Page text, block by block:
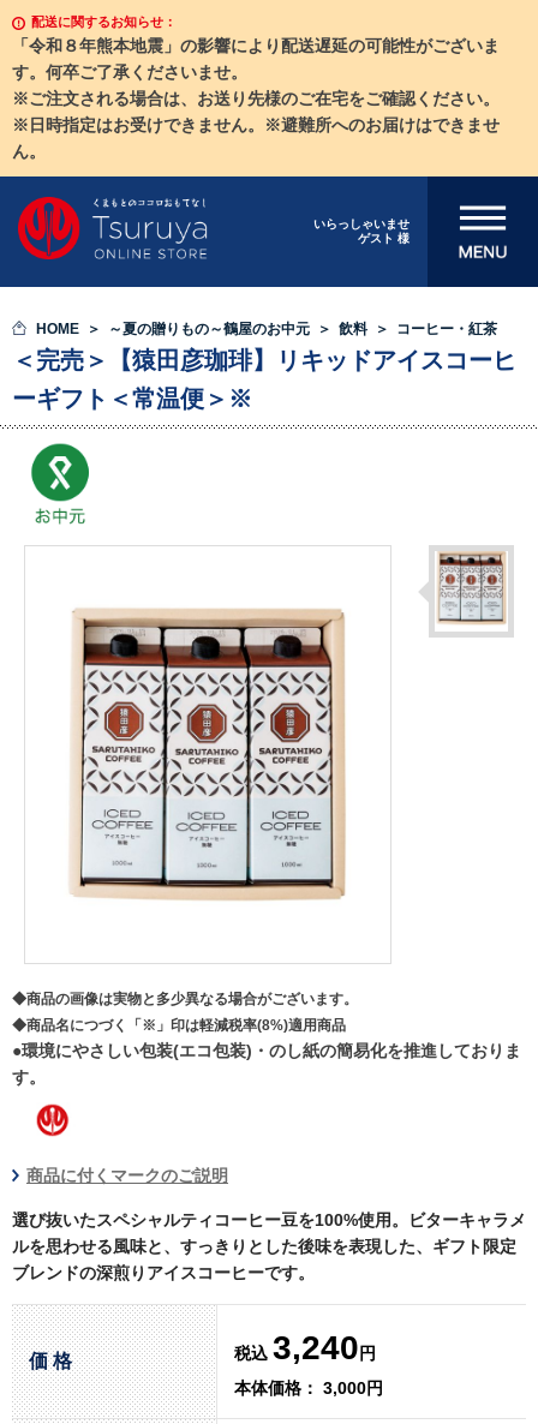
配送に関するお知らせ：
「令和８年熊本地震」の影響により配送遅延の可能性がございま
す。何卒ご了承くださいませ。
※ご注文される場合は、お送り先様のご在宅をご確認ください。
※日時指定はお受けできません。※避難所へのお届けはできませ
ん。
いらっしゃいませ
ゲスト 様
メニューを開
HOME ～夏の贈りもの～鶴屋のお中元 飲料 コーヒー・紅茶
＜完売＞【猿田彦珈琲】リキッドアイスコーヒ
ーギフト＜常温便＞※
◆商品の画像は実物と多少異なる場合がございます。
◆商品名につづく「※」印は軽減税率(8%)適用商品
●環境にやさしい包装(エコ包装)・のし紙の簡易化を推進しておりま
す。
商品に付くマークのご説明
選び抜いたスペシャルティコーヒー豆を100%使用。ビターキャラメ
ルを思わせる風味と、すっきりとした後味を表現した、ギフト限定
ブレンドの深煎りアイスコーヒーです。
価 格 税込 3,240 円
本体価格： 3,000円